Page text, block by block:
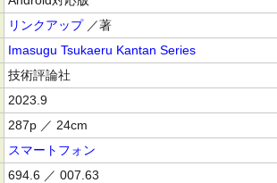
リンクアップ／著
Imasugu Tsukaeru Kantan Series
技術評論社
2023.9
287p ／ 24cm
スマートフォン
694.6 ／ 007.63